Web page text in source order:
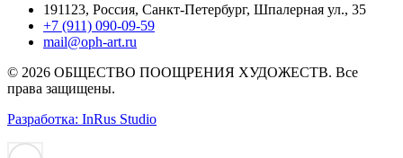
191123, Россия, Санкт-Петербург, Шпалерная ул., 35
+7 (911) 090-09-59
mail@oph-art.ru
© 2026 ОБЩЕСТВО ПООЩРЕНИЯ ХУДОЖЕСТВ. Все
права защищены.
Разработка: InRus Studio